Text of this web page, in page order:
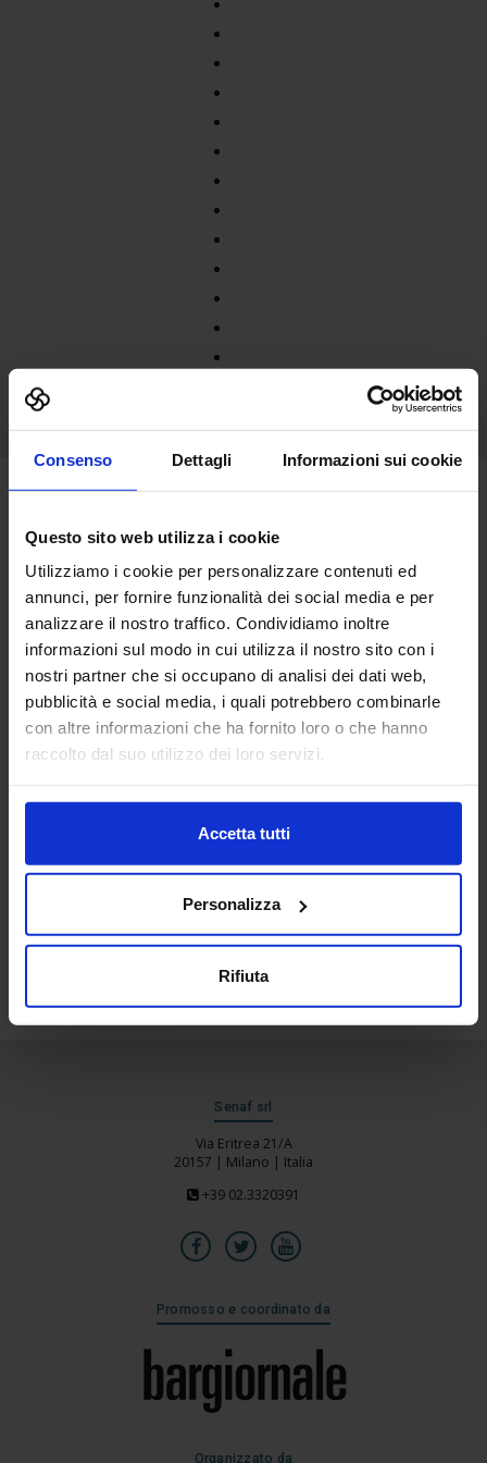
Consenso Dettagli Informazioni sui cookie
Questo sito web utilizza i cookie
Utilizziamo i cookie per personalizzare contenuti ed
annunci, per fornire funzionalità dei social media e per
analizzare il nostro traffico. Condividiamo inoltre
informazioni sul modo in cui utilizza il nostro sito con i
nostri partner che si occupano di analisi dei dati web,
pubblicità e social media, i quali potrebbero combinarle
con altre informazioni che ha fornito loro o che hanno
raccolto dal suo utilizzo dei loro servizi.
Accetta tutti
Personalizza
Rifiuta
Apr
5-FOCUS
Senaf srl
Via Eritrea 21/A
20157 | Milano | Italia
+39 02.3320391
Promosso e coordinato da
Organizzato da